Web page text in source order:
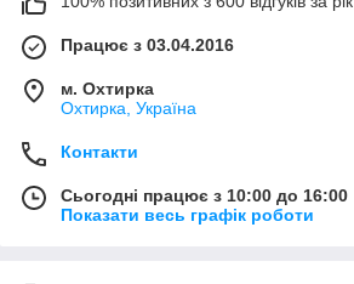
Працює з 03.04.2016
м. Охтирка
Охтирка, Україна
Контакти
Сьогодні працює з 10:00 до 16:00
Показати весь графік роботи